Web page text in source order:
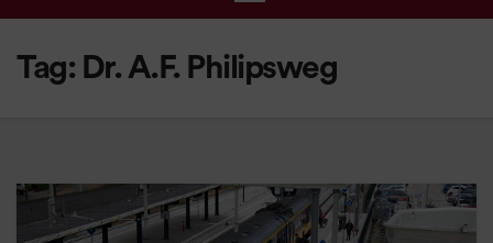
Tag: Dr. A.F. Philipsweg